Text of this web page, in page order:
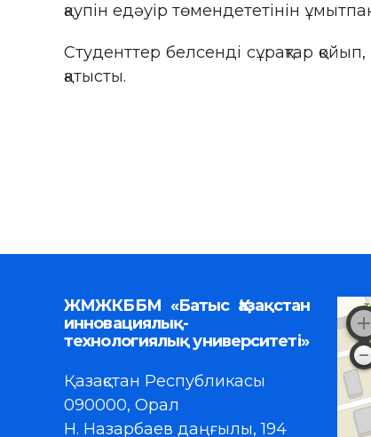
қаупін едәуір төмендететінін
Студенттер белсенді сұрақтар
қатысты.
ЖМЖКББМ «Батыс Қазақстан
инновациялық-
технологиялық университеті»
Қазақстан Республикасы
090000, Орал
Н. Назарбаев даңғылы, 194